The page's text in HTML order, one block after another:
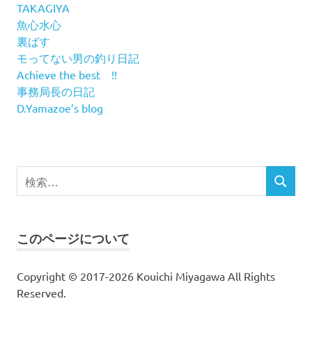
TAKAGIYA
魚心水心
裏ばす
モってない男の釣り日記
Achieve the best !!
事務局長の日記
D.Yamazoe’s blog
検
索
検
このページについて
Copyright © 2017-2026 Kouichi Miyagawa All Rights
Reserved.